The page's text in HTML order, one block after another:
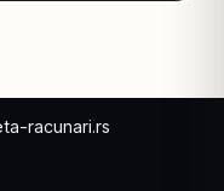
racunari.rs